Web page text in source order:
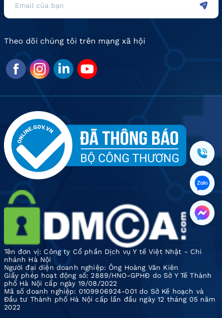
Theo dõi chúng tôi trên mạng xã hội
Tên đơn vị: Công ty Cổ phần Dịch vụ Y tế Việt Nhật - Chi
nhánh Hà Nội
Người đại diện doanh nghiệp: Ông Hoàng Văn Kiên
Giấy phép hoạt động số: 2889/HNO-GPHĐ do Sở Y Tế Thành
phố Hà Nội cấp ngày 19/08/2022
Mã số doanh nghiệp: 0109906924-001 do Sở Kế hoạch và
Đầu tư Thành phố Hà Nội cấp lần đầu ngày 12 tháng 05 năm
2022